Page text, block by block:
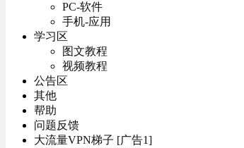
PC-软件
手机-应用
学习区
图文教程
视频教程
公告区
其他
帮助
问题反馈
大流量VPN梯子 [广告1]